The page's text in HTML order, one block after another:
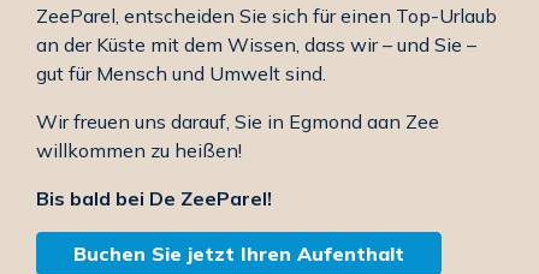
ZeeParel, entscheiden Sie sich für einen Top-Urlaub
an der Küste mit dem Wissen, dass wir – und Sie –
gut für Mensch und Umwelt sind.
Wir freuen uns darauf, Sie in Egmond aan Zee
willkommen zu heißen!
Bis bald bei De ZeeParel!
Buchen Sie jetzt Ihren Aufenthalt